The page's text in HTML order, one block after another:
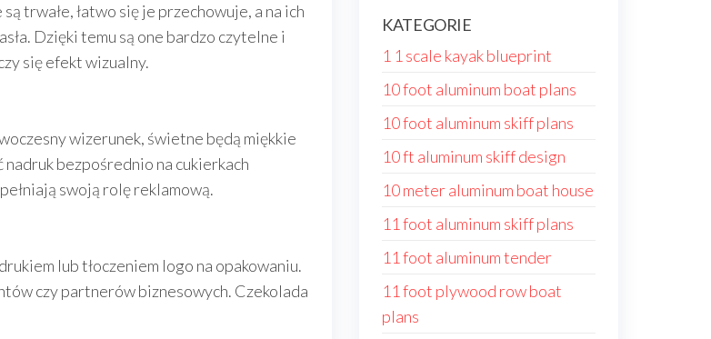
trwałe, łatwo się je przechowuje, a na ich
Dzięki temu są one bardzo czytelne i
się efekt wizualny.
wizerunek, świetne będą miękkie
bezpośrednio na cukierkach
swoją rolę reklamową.
lub tłoczeniem logo na opakowaniu.
czy partnerów biznesowych. Czekolada
KATEGORIE
1 1 scale kayak blueprint
10 foot aluminum boat plans
10 foot aluminum skiff plans
10 ft aluminum skiff design
10 meter aluminum boat house
11 foot aluminum skiff plans
11 foot aluminum tender
11 foot plywood row boat
plans